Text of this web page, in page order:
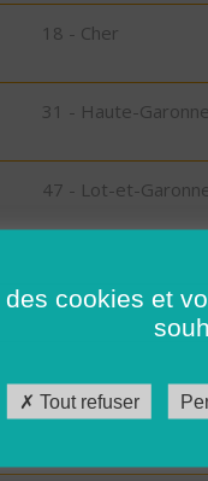
18 - Cher
31 - Haute-Garonne
47 - Lot-et-
36 - Indre
cookies et
Tout refuser